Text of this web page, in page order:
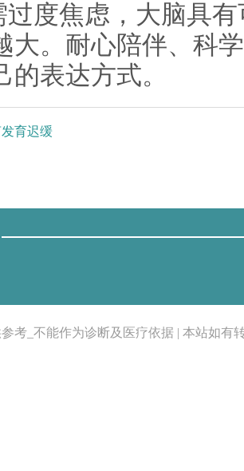
过度焦虑，大脑具
大。耐心陪伴、科
的表达方式。
育迟缓
考_不能作为诊断及医疗依据 | 本站如